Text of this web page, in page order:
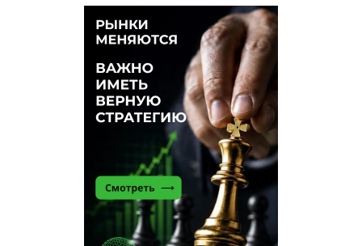
Михаил 15 марта 2024 в 07:45:
Ну и сколько государство будет терпеть